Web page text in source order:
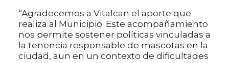
“Agradecemos a Vitalcan el aporte que
realiza al Municipio. Este acompañamiento
nos permite sostener políticas vinculadas a
la tenencia responsable de mascotas en la
ciudad, aun en un contexto de dificultades